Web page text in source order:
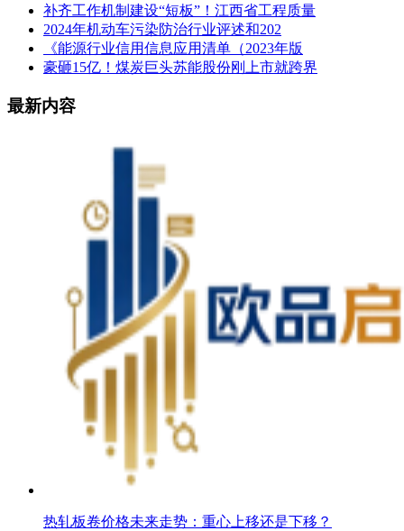
补齐工作机制建设“短板”！江西省工程质量
2024年机动车污染防治行业评述和202
《能源行业信用信息应用清单（2023年版
豪砸15亿！煤炭巨头苏能股份刚上市就跨界
最新内容
热轧板卷价格未来走势：重心上移还是下移？